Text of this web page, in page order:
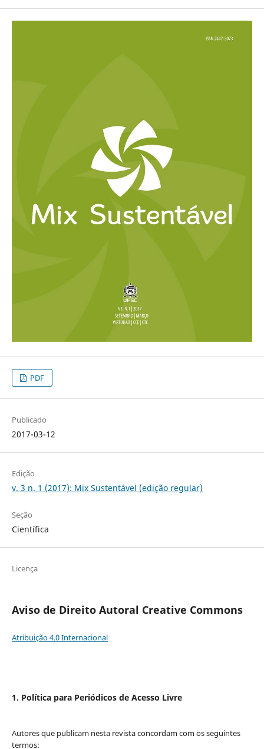
PDF
Publicado
2017-03-12
Edição
v. 3 n. 1 (2017): Mix Sustentável (edição regular)
Seção
Científica
Licença
Aviso de Direito Autoral Creative Commons
Atribuição 4.0 Internacional
1. Política para Periódicos de Acesso Livre
Autores que publicam nesta revista concordam com os seguintes
termos: